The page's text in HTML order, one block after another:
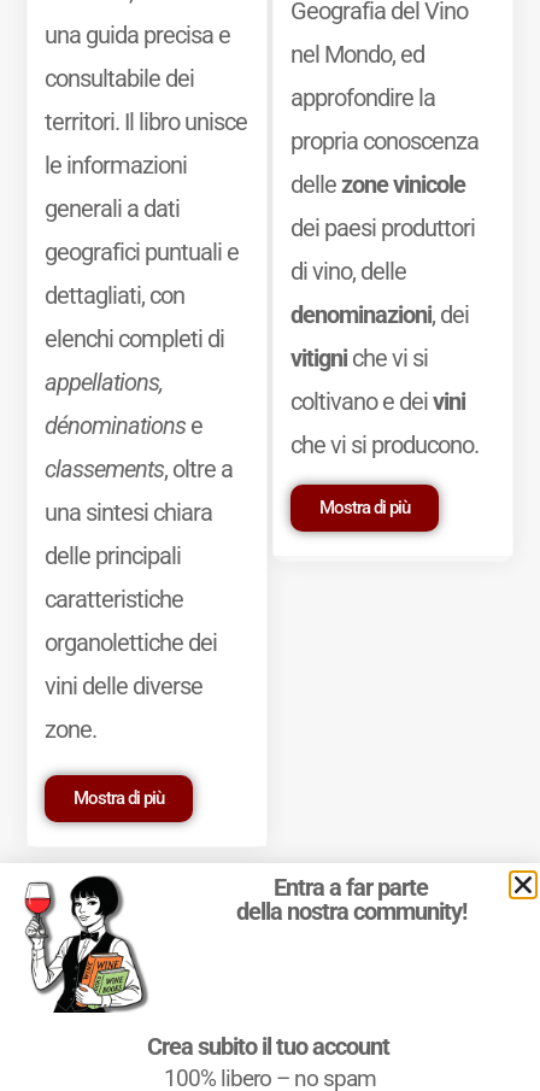
una guida precisa e
consultabile dei
territori. Il libro unisce
le informazioni
generali a dati
geografici puntuali e
dettagliati, con
elenchi completi di
appellations,
dénominationse
classements, oltre a
una sintesi chiara
delle principali
caratteristiche
organolettiche dei
vini delle diverse
zone.
Mostra di più
Geografia del Vino
nel Mondo, ed
approfondire la
propria conoscenza
dellezone vinicole
dei paesi produttori
di vino, delle
denominazioni, dei
vitigniche vi si
coltivano e deivini
che vi si producono.
Mostra di più
Marchio Reg. | P.IVA 03921390245
Condizioni d'uso|Privacy Policy|Cookie Policy
Entra a far parte
della nostra community!
Crea subito il tuo account
100% libero – no spam